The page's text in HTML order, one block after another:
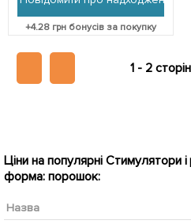
+4.28 грн бонусів за покупку
1 - 2
Ціни на популярні Стимулятори
форма: порошок:
Назва